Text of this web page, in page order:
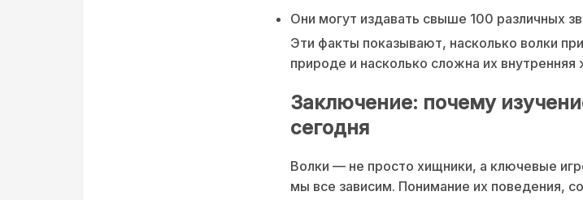
Они могут издавать свыше 100 различных
Эти факты показывают, насколько волки
природе и насколько сложна их внутренняя
Заключение: почему
сегодня
Волки — не просто хищники, а ключевые
мы все зависим. Понимание их поведения,